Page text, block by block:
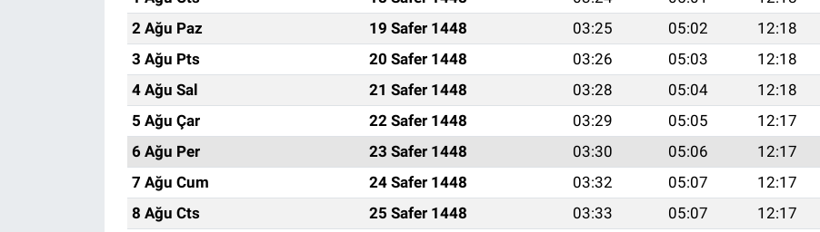
2 Ağu Paz
19 Safer 1448 03:25 05:02 12:18
3 Ağu Pts
20 Safer 1448 03:26 05:03 12:18
4 Ağu Sal
21 Safer 1448 03:28 05:04 12:18
5 Ağu Çar
22 Safer 1448 03:29 05:05 12:17
6 Ağu Per
23 Safer 1448 03:30 05:06 12:17
7 Ağu Cum
24 Safer 1448 03:32 05:07 12:17
8 Ağu Cts
25 Safer 1448 03:33 05:07 12:17